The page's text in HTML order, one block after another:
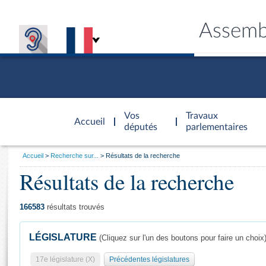
Accueil
d'accueil
Vos
députés
Travaux
parlementaires
Général
Vous
Accueil Recherche sur... Résultats de la recherche
Résultats de la recherche
166583 résultats trouvés
LÉGISLATURE (Cliquez sur l'un des boutons pour faire un choix)
17e législature (X) Précédentes législatures